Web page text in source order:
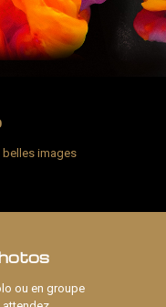
belles images
ou en groupe